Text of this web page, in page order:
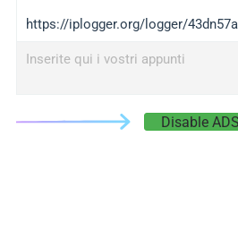
https://iplogger.org/logger/
Inserite qui i vostri appunti
Disable ADS